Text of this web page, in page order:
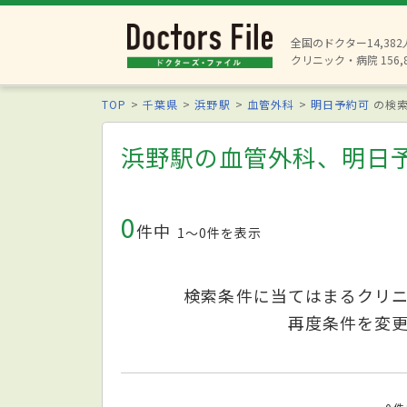
全国のドクター14,382
クリニック・病院
TOP 千葉県 浜野駅 血管外科 明日予約可 の検
浜野駅の血管外科、明日
0件中 1〜0件を表示
検索条件に当てはまるクリ
再度条件を変